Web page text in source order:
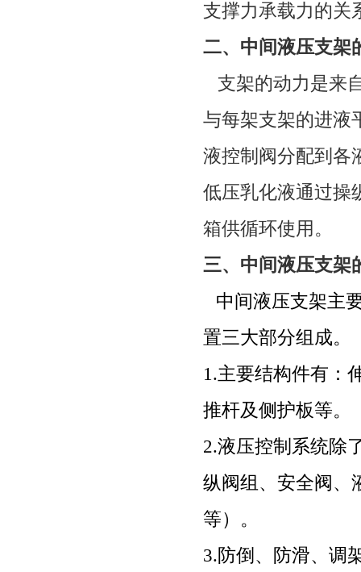
支撑力承载力的关
二、 中间液压支架
支架的动力是来
与每架支架的进液
液控制阀分配到各
低压乳化液通过操
箱供循环使用。
三、 中间液压支架
中间液压支架主
置三大部分组成。
1.主要结构件有：
推杆及侧护板等。
2.液压控制系统除
纵阀组、安全阀、
等）。
3.防倒、防滑、调